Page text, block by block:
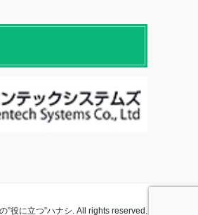
役に立つ”ハナシ. All rights reserved.